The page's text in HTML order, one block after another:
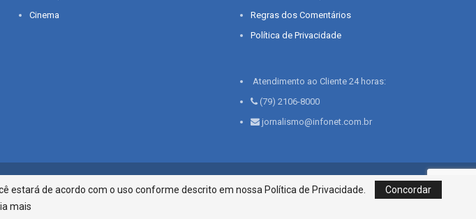
Cinema
Regras dos Comentários
Política de Privacidade
Atendimento ao Cliente 24 horas:
(79) 2106-8000
jornalismo@infonet.com.br
Infonet - Rua Monsenhor Silveira 276, Bairro São José | Aracaju-SE, CEP 49015-030, Fone: 79.2106.8000 - CI
Centro de Informações LTDA
estará de acordo com o uso conforme descrito em nossa Política de Privacidade.
Concordar
mais